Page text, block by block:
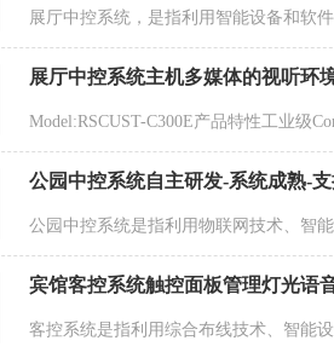
展厅中控系统，是指利用智能设备和软
展厅中控系统主机多媒体的视听环
Model:RSCUST-C300E产品特性工业级
公园中控系统自主研发-系统成熟-
公园中控系统是指利用物联网技术、智
宾馆客控系统触控面板管理灯光语
客控系统是指利用综合布线技术、智能